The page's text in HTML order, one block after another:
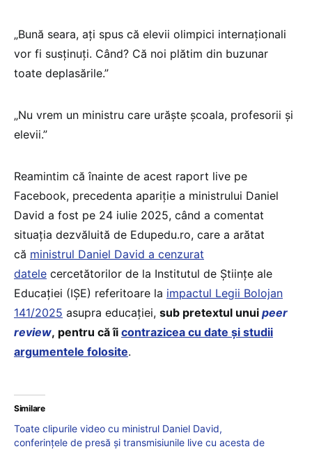
„Bună seara, ați spus că elevii olimpici internaționali
vor fi susținuți. Când? Că noi plătim din buzunar
toate deplasările.”
„Nu vrem un ministru care urăște școala, profesorii și
elevii.”
Reamintim că înainte de acest raport live pe
Facebook, precedenta apariție a ministrului Daniel
David a fost pe 24 iulie 2025, când a comentat
situația dezvăluită de Edupedu.ro, care a arătat
că ministrul Daniel David a cenzurat
datele cercetătorilor de la Institutul de Științe ale
Educației (IȘE) referitoare la impactul Legii Bolojan
141/2025 asupra educației, sub pretextul unui peer
review, pentru că îi contrazicea cu date și studii
argumentele folosite.
Similare
Toate clipurile video cu ministrul Daniel David,
conferințele de presă și transmisiunile live cu acesta de